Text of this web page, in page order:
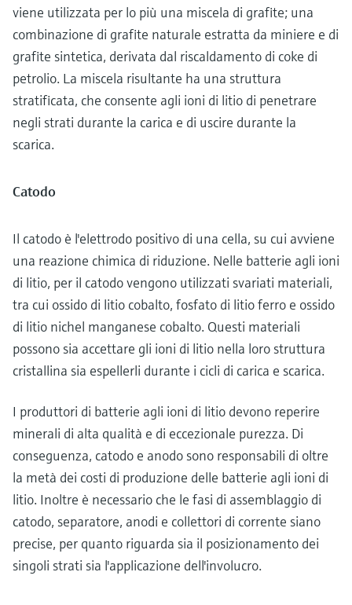
viene utilizzata per lo più una miscela di grafite; una
combinazione di grafite naturale estratta da miniere e di
grafite sintetica, derivata dal riscaldamento di coke di
petrolio. La miscela risultante ha una struttura
stratificata, che consente agli ioni di litio di penetrare
negli strati durante la carica e di uscire durante la
scarica.
Catodo
Il catodo è l'elettrodo positivo di una cella, su cui avviene
una reazione chimica di riduzione. Nelle batterie agli ioni
di litio, per il catodo vengono utilizzati svariati materiali,
tra cui ossido di litio cobalto, fosfato di litio ferro e ossido
di litio nichel manganese cobalto. Questi materiali
possono sia accettare gli ioni di litio nella loro struttura
cristallina sia espellerli durante i cicli di carica e scarica.
I produttori di batterie agli ioni di litio devono reperire
minerali di alta qualità e di eccezionale purezza. Di
conseguenza, catodo e anodo sono responsabili di oltre
la metà dei costi di produzione delle batterie agli ioni di
litio. Inoltre è necessario che le fasi di assemblaggio di
catodo, separatore, anodi e collettori di corrente siano
precise, per quanto riguarda sia il posizionamento dei
singoli strati sia l'applicazione dell'involucro.